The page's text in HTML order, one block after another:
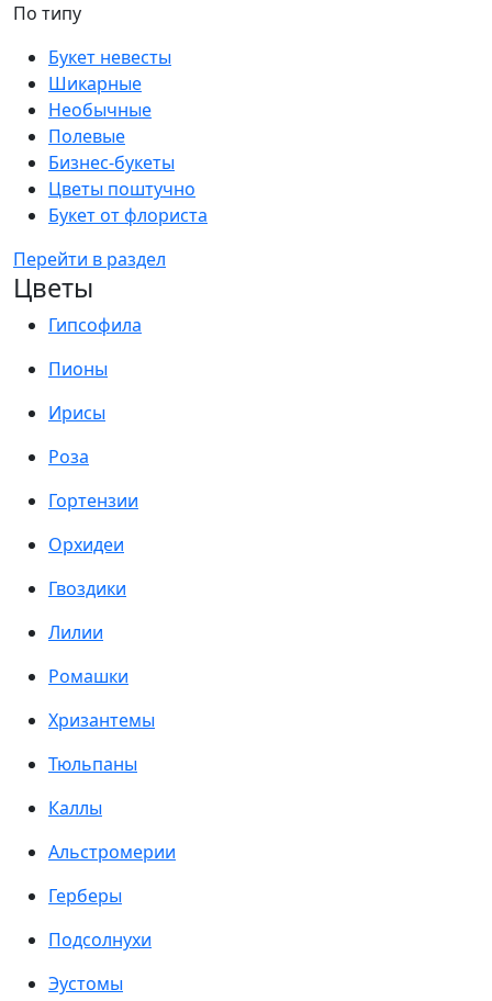
По типу
Букет невесты
Шикарные
Необычные
Полевые
Бизнес-букеты
Цветы поштучно
Букет от флориста
Перейти в раздел
Цветы
Гипсофила
Пионы
Ирисы
Роза
Гортензии
Орхидеи
Гвоздики
Лилии
Ромашки
Хризантемы
Тюльпаны
Каллы
Альстромерии
Герберы
Подсолнухи
Эустомы